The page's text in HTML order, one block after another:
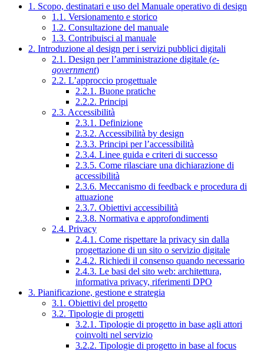
1. Scopo, destinatari e uso del Manuale operativo di design
1.1. Versionamento e storico
1.2. Consultazione del manuale
1.3. Contribuisci al manuale
2. Introduzione al design per i servizi pubblici digitali
2.1. Design per l’amministrazione digitale (e-
government)
2.2. L’approccio progettuale
2.2.1. Buone pratiche
2.2.2. Principi
2.3. Accessibilità
2.3.1. Definizione
2.3.2. Accessibilità by design
2.3.3. Principi per l’accessibilità
2.3.4. Linee guida e criteri di successo
2.3.5. Come rilasciare una dichiarazione di
accessibilità
2.3.6. Meccanismo di feedback e procedura di
attuazione
2.3.7. Obiettivi accessibilità
2.3.8. Normativa e approfondimenti
2.4. Privacy
2.4.1. Come rispettare la privacy sin dalla
progettazione di un sito o servizio digitale
2.4.2. Richiedi il consenso quando necessario
2.4.3. Le basi del sito web: architettura,
informativa privacy, riferimenti DPO
3. Pianificazione, gestione e strategia
3.1. Obiettivi del progetto
3.2. Tipologie di progetti
3.2.1. Tipologie di progetto in base agli attori
coinvolti nel servizio
3.2.2. Tipologie di progetto in base al focus